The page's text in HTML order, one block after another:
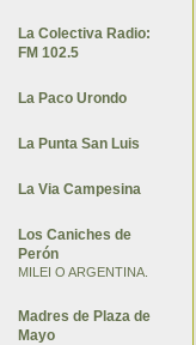
La Colectiva Radio:
FM 102.5
La Paco Urondo
La Punta San Luis
La Via Campesina
Los Caniches de
Perón
MILEI O ARGENTINA.
Madres de Plaza de
Mayo